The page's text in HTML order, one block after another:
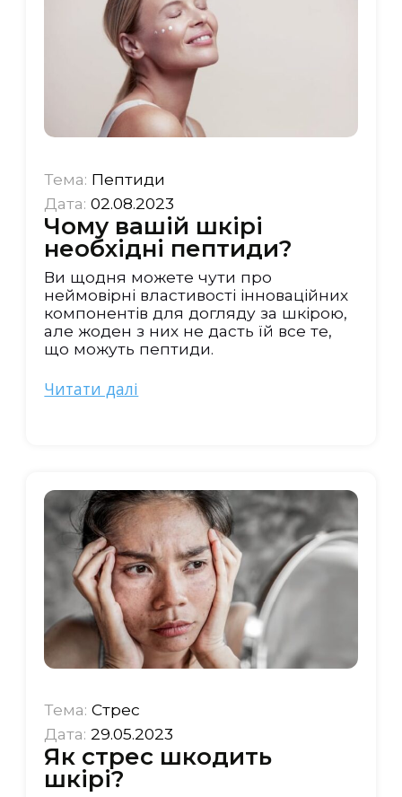
Тема: Пептиди
Дата: 02.08.2023
Чому вашій шкірі
необхідні пептиди?
Ви щодня можете чути про
неймовірні властивості інноваційних
компонентів для догляду за шкірою,
але жоден з них не дасть їй все те,
що можуть пептиди.
Читати далі
Тема: Стрес
Дата: 29.05.2023
Як стрес шкодить
шкірі?